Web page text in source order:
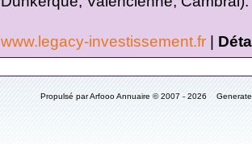
www.legacy-investissement.fr |
Propulsé par Arfooo Annuaire © 2007 - 2026